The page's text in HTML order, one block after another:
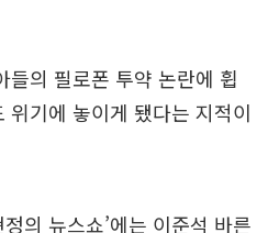
들의 필로폰 투약 논란에 휩
위기에 놓이게 됐다는 지적이
의 뉴스쇼’에는 이준석 바른